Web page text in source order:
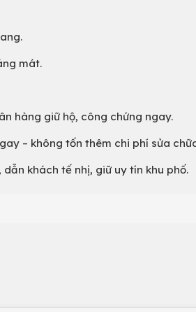
mát.
hàng giữ hộ, công chứng ngay.
– không tốn thêm chi phí sửa
dẫn khách tế nhị, giữ uy tín khu phố.